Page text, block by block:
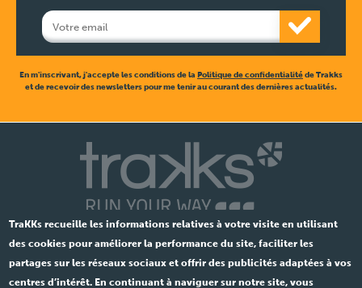
En m'inscrivant, j'accepte les conditions de la Politique de confidentialitéde Trakks
et de recevoir des newsletters pour me tenir au courant des dernières actualités.
TraKKs recueille les informations relatives à votre visite en utilisant
des cookies pour améliorer la performance du site, faciliter les
partages sur les réseaux sociaux et offrir des publicités adaptées à vos
centres d’intérêt. En continuant à naviguer sur notre site, vous